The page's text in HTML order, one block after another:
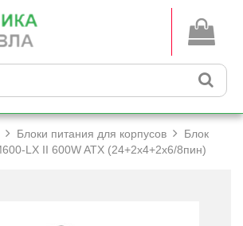
Блоки питания для корпусов
Блок
LX II 600W ATX (24+­2x4+­2x6/­8пин)